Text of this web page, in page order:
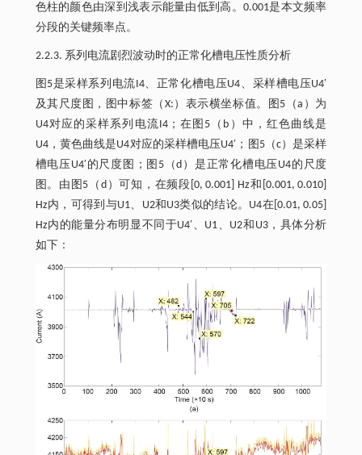
色柱的颜色由深到浅表示能量由低到高。0.001是本文频率
分段的关键频率点。
2.2.3. 系列电流剧烈波动时的正常化槽电压性质分析
图5是采样系列电流I4、正常化槽电压U4、采样槽电压U4′
及其尺度图，图中标签（X:）表示横坐标值。图5（a）为
U4对应的采样系列电流I4；在图5（b）中，红色曲线是
U4，黄色曲线是U4对应的采样槽电压U4′；图5（c）是采样
槽电压U4′的尺度图；图5（d）是正常化槽电压U4的尺度
图。由图5（d）可知，在频段[0, 0.001] Hz和[0.001, 0.010]
Hz内，可得到与U1、U2和U3类似的结论。U4在[0.01, 0.05]
Hz内的能量分布明显不同于U4′、U1、U2和U3，具体分析
如下：